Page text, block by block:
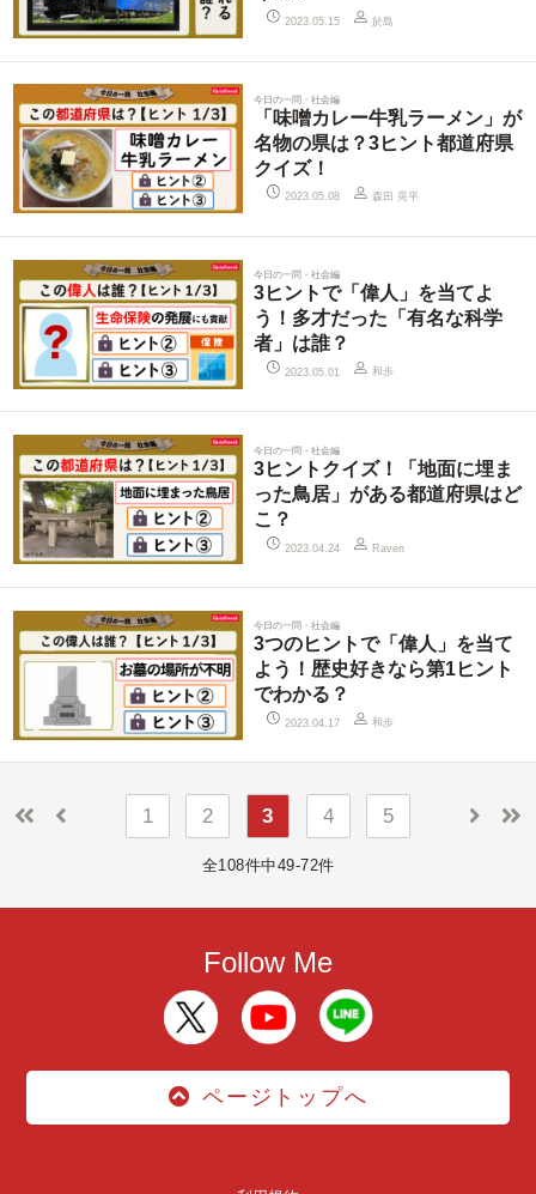
2023.05.15 於島
今日の一問・社会編
「味噌カレー牛乳ラーメン」が
名物の県は？3ヒント都道府県
クイズ！
2023.05.08 森田 晃平
今日の一問・社会編
3ヒントで「偉人」を当てよ
う！多才だった「有名な科学
者」は誰？
2023.05.01 和歩
今日の一問・社会編
3ヒントクイズ！「地面に埋ま
った鳥居」がある都道府県はど
こ？
2023.04.24 Raven
今日の一問・社会編
3つのヒントで「偉人」を当て
よう！歴史好きなら第1ヒント
でわかる？
2023.04.17 和歩
1 2 3 4 5
全108件中49-72件
Follow Me
ページトップへ